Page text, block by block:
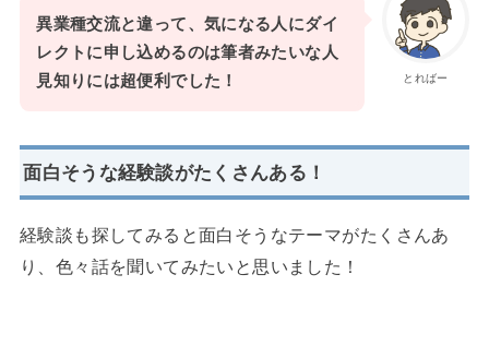
とればー
異業種交流と違って、気になる人にダイ
レクトに申し込めるのは筆者みたいな人
見知りには超便利でした！
面白そうな経験談がたくさんある！
経験談も探してみると面白そうなテーマがたくさんあ
り、色々話を聞いてみたいと思いました！